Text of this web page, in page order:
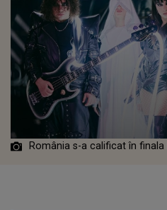
România s-a calificat în finala